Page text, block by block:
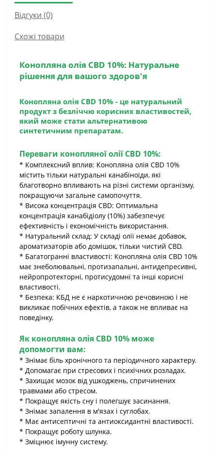
Відгуки (0)
Схожі товари
Конопляна олія CBD 10%: Натуральне
рішення для вашого здоров'я
Конопляна олія CBD 10% - це натуральний
продукт з безліччю корисних властивостей,
який може стати альтернативою
синтетичним препаратам.
Переваги конопляної олії CBD 10%:
* Комплексний вплив: Конопляна олія CBD 10%
містить тільки натуральні канабіноїди, які
благотворно впливають на різні системи організму,
покращуючи загальне самопочуття.
* Висока концентрація CBD: Оптимальна
концентрація канабідіолу (10%) забезпечує
ефективність і економічність використання.
* Натуральний склад: У складі олії немає добавок,
ароматизаторів або домішок, тільки чистий CBD.
* Багатогранні властивості: Конопляна олія CBD 10%
має знеболювальні, протизапальні, антидепресивні,
нейропротекторні, протисудомні та інші корисні
властивості.
* Безпека: КБД не є наркотичною речовиною і не
викликає побічних ефектів, а також не впливає на
поведінку.
Як конопляна олія CBD 10% може
допомогти вам:
* Знімає біль хронічного та періодичного характеру.
* Допомагає при стресових і психічних розладах.
* Захищає мозок від ушкоджень, спричинених
травмами або стресом.
* Покращує якість сну і полегшує засинання.
* Знімає запалення в м'язах і суглобах.
* Має антисептичні та антиоксидантні властивості.
* Покращує роботу шлунка.
* Зміцнює імунну систему.